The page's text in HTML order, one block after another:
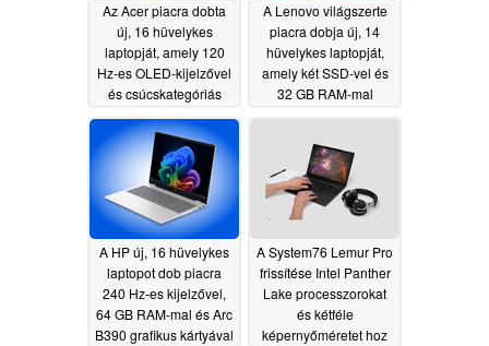
Az Acer piacra dobta
új, 16 hüvelykes
laptopját, amely 120
Hz-es OLED-kijelzővel
és csúcskategóriás
processzorral
rendelkezik07/06/2026
A Lenovo világszerte
piacra dobja új, 14
hüvelykes laptopját,
amely két SSD-vel és
32 GB RAM-mal
07/05/2026
A HP új, 16 hüvelykes
laptopot dob piacra
240 Hz-es kijelzővel,
64 GB RAM-mal és Arc
B390 grafikus kártyával
A System76 Lemur Pro
frissítése Intel Panther
Lake processzorokat
és kétféle
képernyőméretet hoz